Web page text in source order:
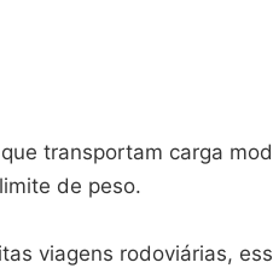
transportam carga
de peso.
viagens rodoviárias,